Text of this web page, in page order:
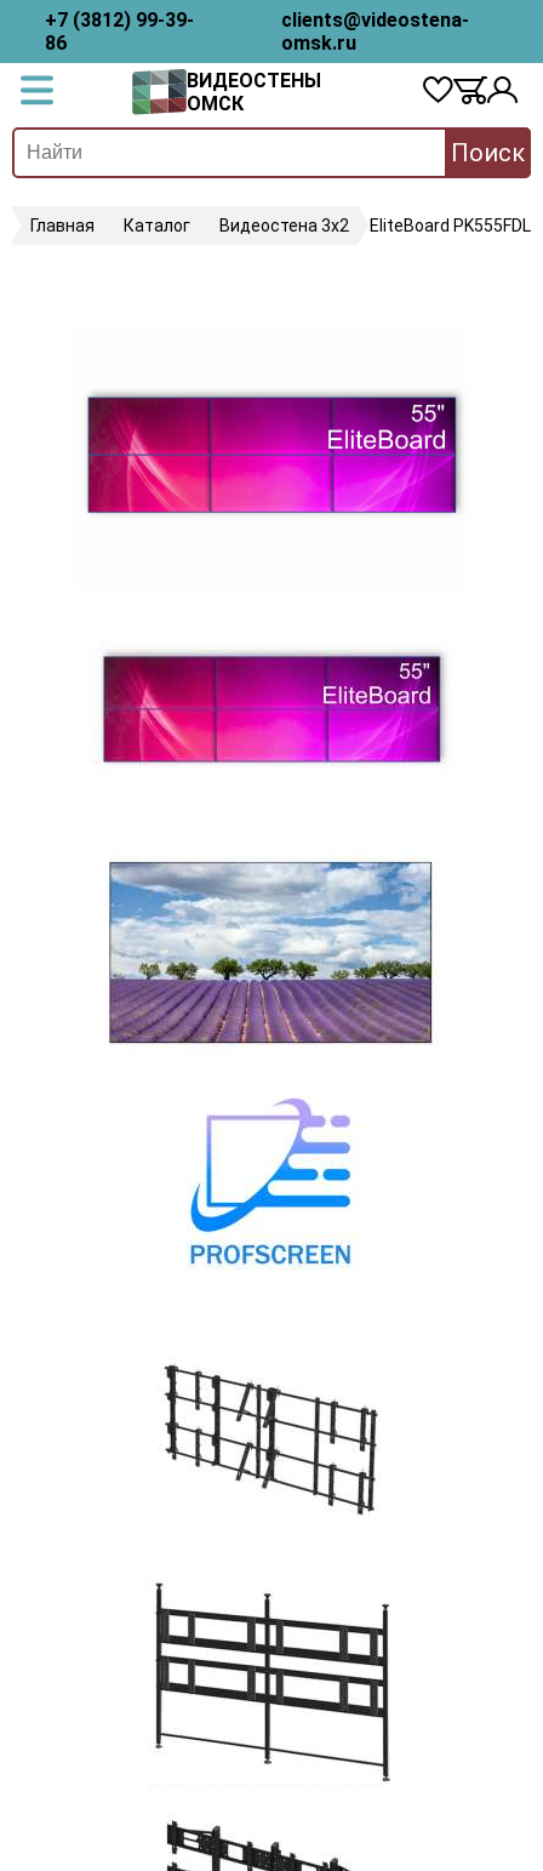
+7 (3812) 99-39-
86
clients@videostena-
omsk.ru
ВИДЕОСТЕНЫ
ОМСК
Поиск
Главная Каталог Видеостена 3х2 EliteBoard PK555FDLN